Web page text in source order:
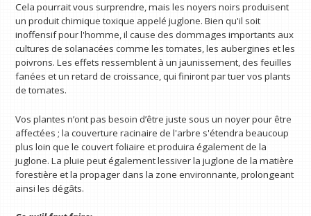
Cela pourrait vous surprendre, mais les noyers noirs produisent
un produit chimique toxique appelé juglone. Bien qu'il soit
inoffensif pour l'homme, il cause des dommages importants aux
cultures de solanacées comme les tomates, les aubergines et les
poivrons. Les effets ressemblent à un jaunissement, des feuilles
fanées et un retard de croissance, qui finiront par tuer vos plants
de tomates.
Vos plantes n’ont pas besoin d’être juste sous un noyer pour être
affectées ; la couverture racinaire de l'arbre s'étendra beaucoup
plus loin que le couvert foliaire et produira également de la
juglone. La pluie peut également lessiver la juglone de la matière
forestière et la propager dans la zone environnante, prolongeant
ainsi les dégâts.